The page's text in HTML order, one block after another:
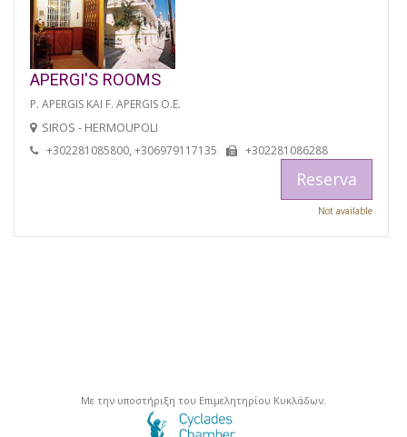
APERGI'S ROOMS
P. APERGIS KAI F. APERGIS O.E.
SIROS - HERMOUPOLI
+302281085800, +306979117135 +302281086288
Reserva
Not available
Με την υποστήριξη του Επιμελητηρίου Κυκλάδων.